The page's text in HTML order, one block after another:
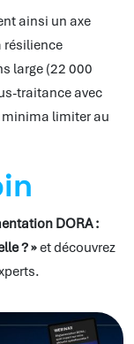
ainsi un axe
résilience
large (22 000
traitance avec
minima limiter au
DORA :
? »et découvrez